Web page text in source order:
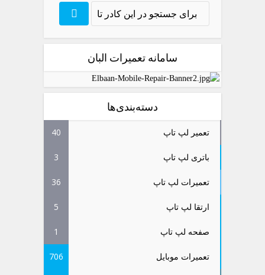
سامانه تعمیرات البان
دسته‌بندی‌ها
تعمیر لپ تاپ 40
باتری لپ تاپ 3
تعمیرات لپ تاپ 36
ارتقا لپ تاپ 5
صفحه لپ تاپ 1
تعمیرات موبایل 706